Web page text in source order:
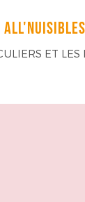
ALL'NUISIBLES
ET